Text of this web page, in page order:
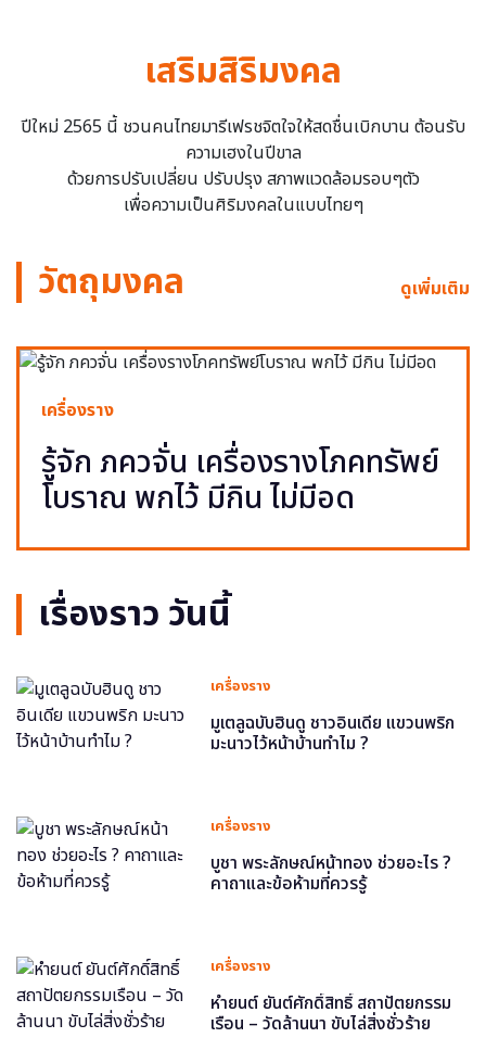
เสริมสิริมงคล
ปีใหม่ 2565 นี้ ชวนคนไทยมารีเฟรชจิตใจให้สดชื่นเบิกบาน ต้อนรับ
ความเฮงในปีขาล
ด้วยการปรับเปลี่ยน ปรับปรุง สภาพแวดล้อมรอบๆตัว
เพื่อความเป็นศิริมงคลในแบบไทยๆ
วัตถุมงคล ดูเพิ่มเติม
เครื่องราง
รู้จัก ภควจั่น เครื่องรางโภคทรัพย์
โบราณ พกไว้ มีกิน ไม่มีอด
เรื่องราว วันนี้
เครื่องราง
มูเตลูฉบับฮินดู ชาวอินเดีย แขวนพริก
มะนาวไว้หน้าบ้านทำไม ?
เครื่องราง
บูชา พระลักษณ์หน้าทอง ช่วยอะไร ?
คาถาและข้อห้ามที่ควรรู้
เครื่องราง
หำยนต์ ยันต์ศักดิ์สิทธิ์ สถาปัตยกรรม
เรือน – วัดล้านนา ขับไล่สิ่งชั่วร้าย